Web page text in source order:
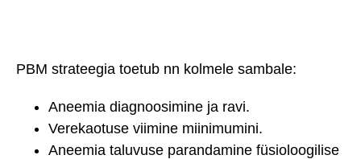
PBM strateegia toetub nn kolmele sambale:
Aneemia diagnoosimine ja ravi.
Verekaotuse viimine miinimumini.
Aneemia taluvuse parandamine füsioloogilise